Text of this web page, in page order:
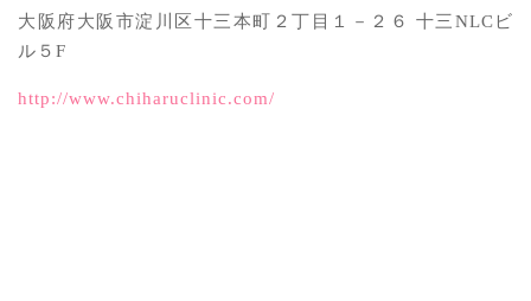
大阪府大阪市淀川区十三本町２丁目１－２６ 十三NLCビ
ル５F
http://www.chiharuclinic.com/